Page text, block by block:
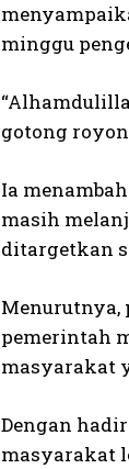
minggu
gotong
Ia
masih
ditargetkan
Menurutnya,
pemerintah
masyarakat
Dengan
masyarakat